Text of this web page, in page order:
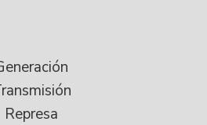
Represa